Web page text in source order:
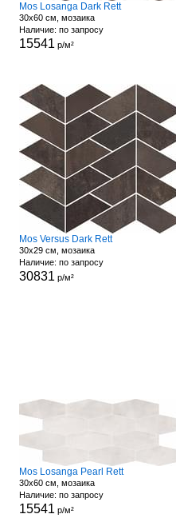
Mos Losanga Dark Rett
30x60 см, мозаика
Наличие: по запросу
15541 р/м²
Mos Versus Dark Rett
30x29 см, мозаика
Наличие: по запросу
30831 р/м²
Mos Losanga Pearl Rett
30x60 см, мозаика
Наличие: по запросу
15541 р/м²